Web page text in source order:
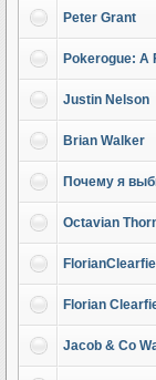
Peter Grant
Pokerogue: A
Justin Nelson
Brian Walker
Почему я
Octavian
Florian
Jacob & Co